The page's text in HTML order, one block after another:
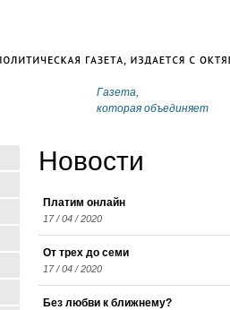
Газета,
которая объединяет
Новости
Платим онлайн
17 / 04 / 2020
От трех до семи
17 / 04 / 2020
Без любви к ближнему?